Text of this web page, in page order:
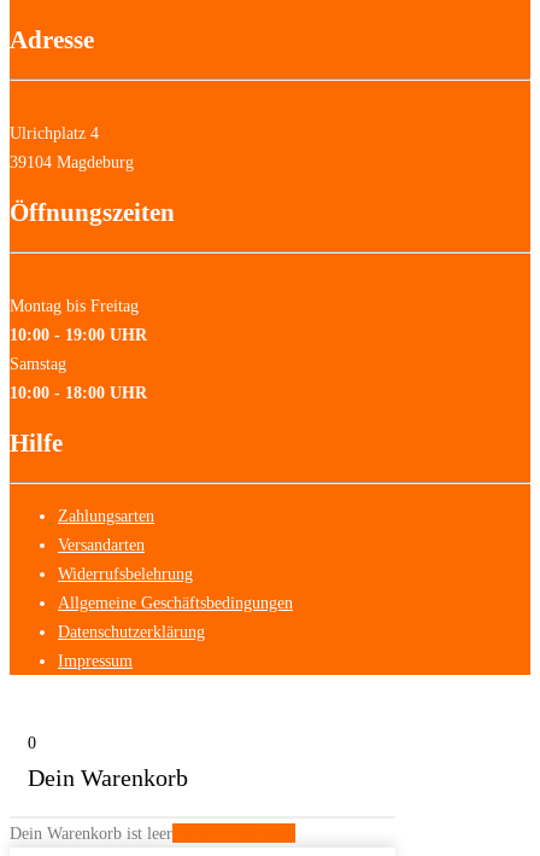
Adresse
Ulrichplatz 4
39104 Magdeburg
Öffnungszeiten
Montag bis Freitag
10:00 - 19:00 UHR
Samstag
10:00 - 18:00 UHR
Hilfe
Zahlungsarten
Versandarten
Widerrufsbelehrung
Allgemeine Geschäftsbedingungen
Datenschutzerklärung
Impressum
0
Dein Warenkorb
Dein Warenkorb ist leer